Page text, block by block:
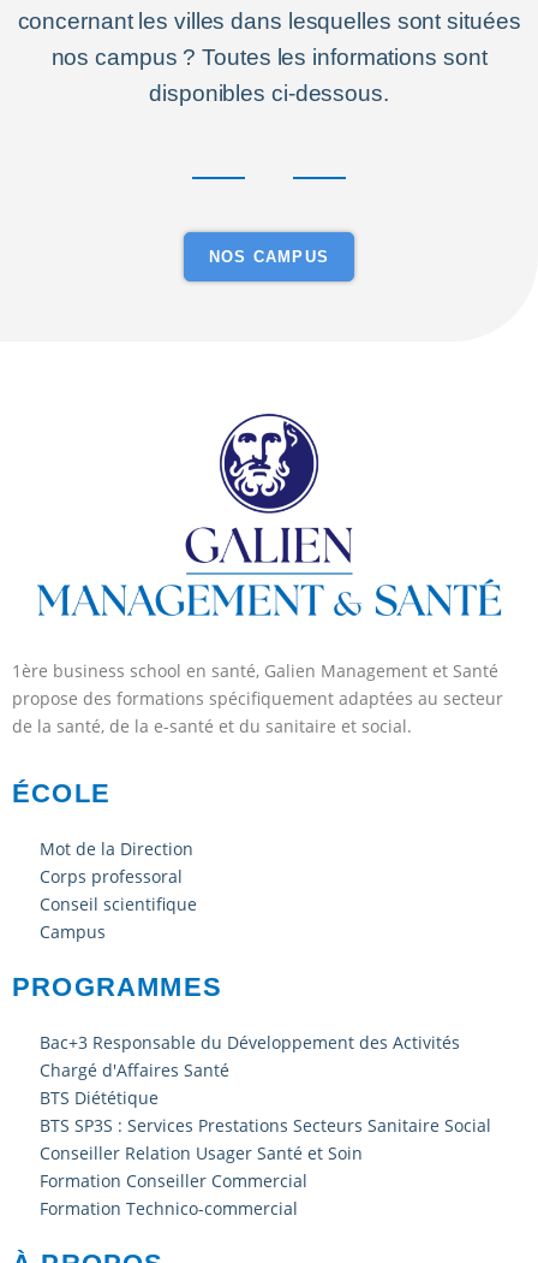
concernant les villes dans lesquelles sont situées
nos campus ? Toutes les informations sont
disponibles ci-dessous.
NOS CAMPUS
1ère business school en santé, Galien Management et Santé
propose des formations spécifiquement adaptées au secteur
de la santé, de la e-santé et du sanitaire et social.
ÉCOLE
Mot de la Direction
Corps professoral
Conseil scientifique
Campus
PROGRAMMES
Bac+3 Responsable du Développement des Activités
Chargé d'Affaires Santé
BTS Diététique
BTS SP3S : Services Prestations Secteurs Sanitaire Social
Conseiller Relation Usager Santé et Soin
Formation Conseiller Commercial
Formation Technico-commercial